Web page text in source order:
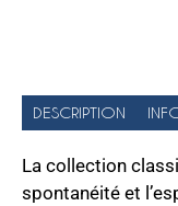
DESCRIPTION
La collection
spontanéité et